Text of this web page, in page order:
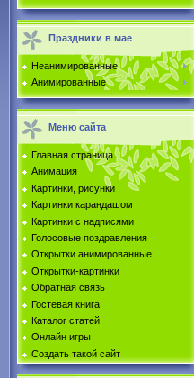
Праздники в мае
Неанимированные
Анимированные
Меню сайта
Главная страница
Анимация
Картинки, рисунки
Картинки карандашом
Картинки с надписями
Голосовые поздравления
Открытки анимированные
Открытки-картинки
Обратная связь
Гостевая книга
Каталог статей
Онлайн игры
Создать такой сайт